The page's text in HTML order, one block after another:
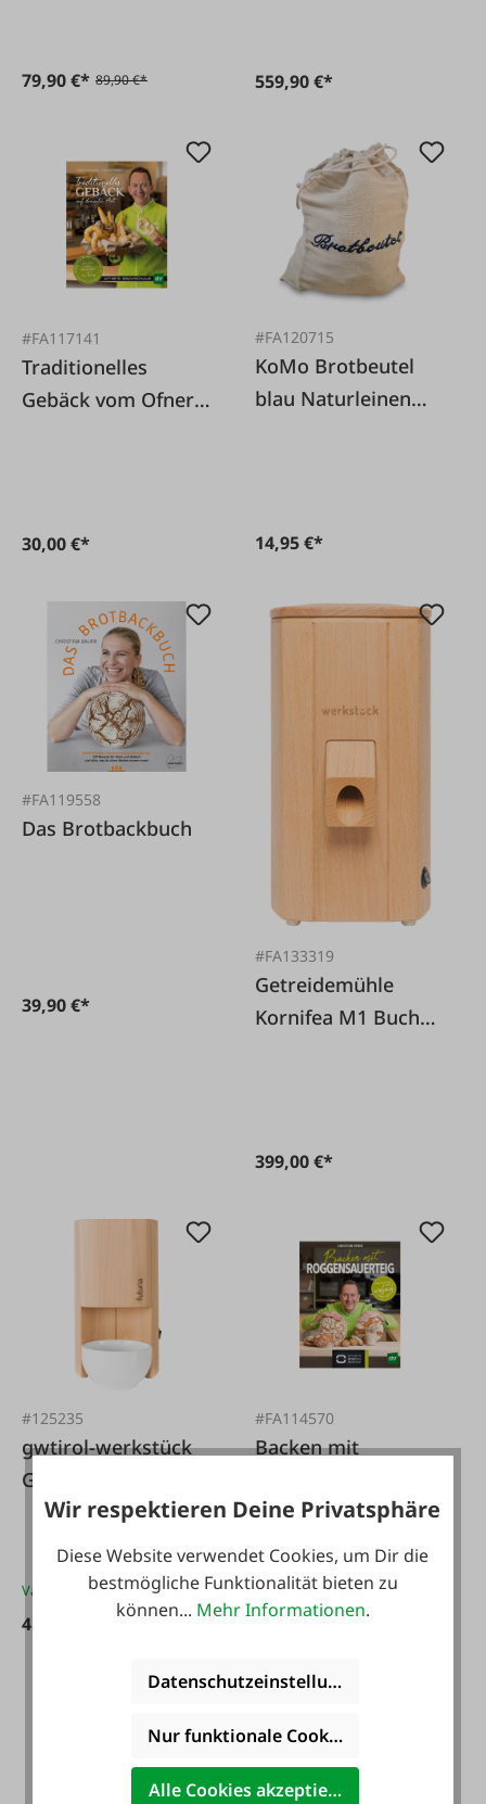
79,90 €* 89,90 €* 559,90 €*
#FA117141
Traditionelles
Gebäck vom Ofner
30,00 €*
#FA120715
KoMo Brotbeutel
blau Naturleinen
14,95 €*
#FA119558
Das Brotbackbuch
39,90 €*
#FA133319
Getreidemühle
Kornifea M1 Buche
399,00 €*
#125235
gwtirol-werkstück
Getreideflocker
Futuria E1
Varianten ab419,90 €*
419,90 €*
#FA114570
Backen mit
vom Ofner
30,00 €*
Wir respektieren Deine Privatsphäre
Diese Website verwendet Cookies, um Dir die
bestmögliche Funktionalität bieten zu
können... Mehr Informationen.
Datenschutzeinstellungen
Nur funktionale Cookies akzeptieren
Alle Cookies akzeptieren